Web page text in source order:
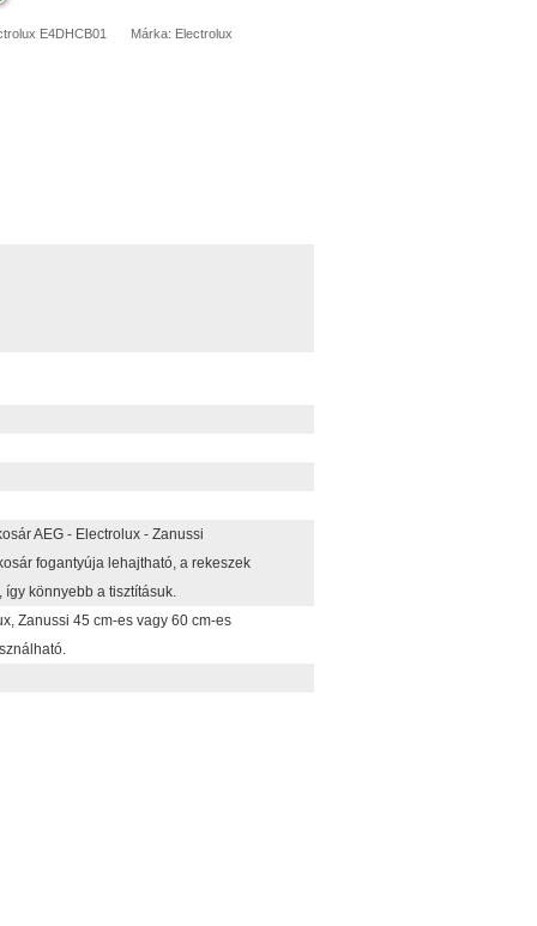
E4DHCB01 Márka: Electrolux
AEG - Electrolux - Zanussi
fogantyúja lehajtható, a rekeszek
könnyebb a tisztításuk.
Zanussi 45 cm-es vagy 60 cm-es